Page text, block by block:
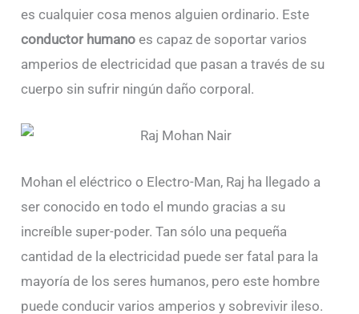
es cualquier cosa menos alguien ordinario. Este
conductor humano es capaz de soportar varios
amperios de electricidad que pasan a través de su
cuerpo sin sufrir ningún daño corporal.
Mohan el eléctrico o Electro-Man, Raj ha llegado a
ser conocido en todo el mundo gracias a su
increíble super-poder. Tan sólo una pequeña
cantidad de la electricidad puede ser fatal para la
mayoría de los seres humanos, pero este hombre
puede conducir varios amperios y sobrevivir ileso.